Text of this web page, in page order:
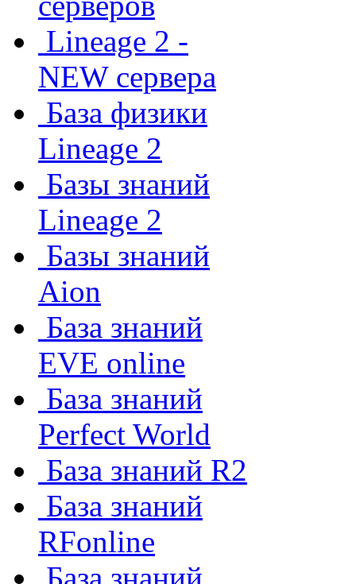
Lineage 2 -
NEW сервера
База физики
Lineage 2
Базы знаний
Lineage 2
Базы знаний
Aion
База знаний
EVE online
База знаний
Perfect World
База знаний R2
База знаний
RFonline
База знаний